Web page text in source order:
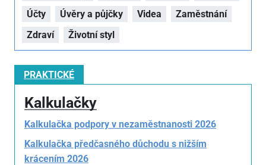
Účty
Úvěry a půjčky Videa
Zaměstnání
Zdraví
Životní styl
PRAKTICKÉ
Kalkulačky
Kalkulačka podpory v nezaměstnanosti 2026
Kalkulačka předčasného důchodu s nižším
krácením 2026